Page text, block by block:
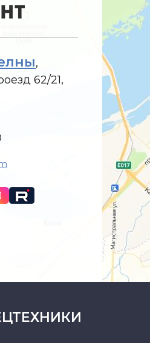
,
62/21,